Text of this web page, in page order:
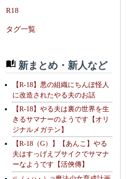
R18
タグ一覧
新まとめ・新人など
【R-18】悪の組織にちんぽ怪人
に改造されたやる夫のお話
【R-18】やる夫は裏の世界を生
きるサマナーのようです【オリ
ジナルメガテン】
【R-18（G）】【あんこ】やる
夫はすっげえブサイクでサマナ
ーなようです【活俠傳】